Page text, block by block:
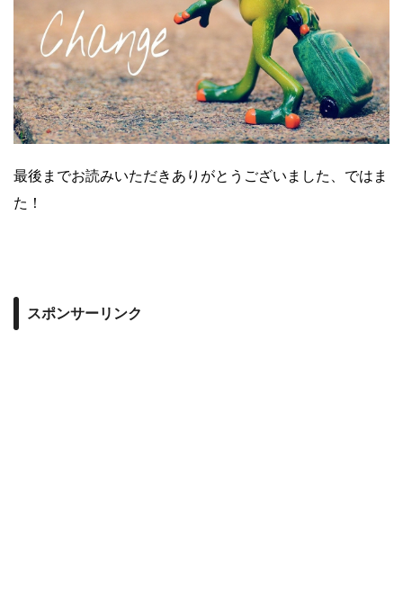
最後までお読みいただきありがとうございました、ではま
た！
スポンサーリンク